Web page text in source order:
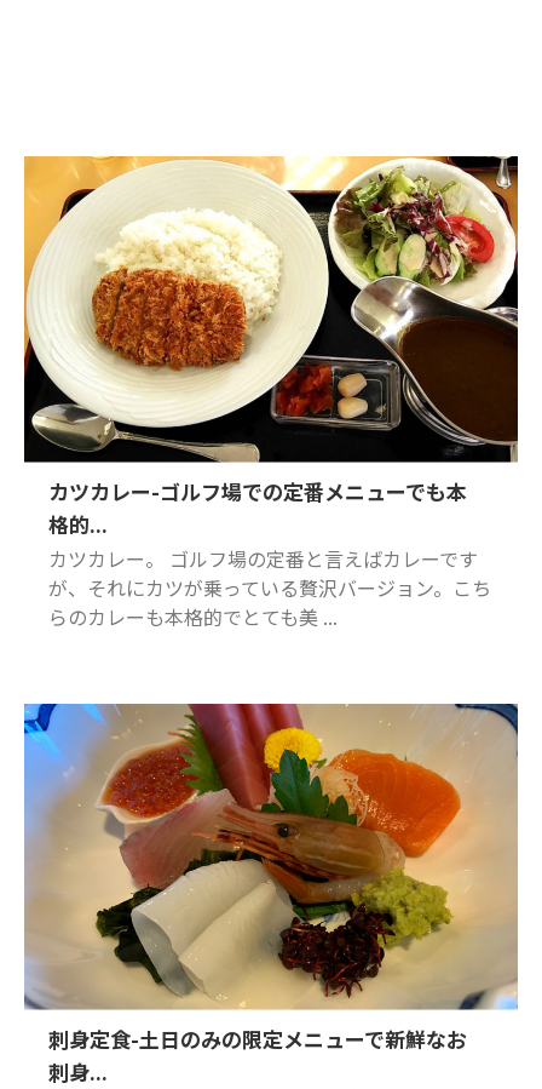
カツカレー-ゴルフ場での定番メニューでも本
格的...
カツカレー。 ゴルフ場の定番と言えばカレーです
が、それにカツが乗っている贅沢バージョン。こち
らのカレーも本格的でとても美 ...
刺身定食-土日のみの限定メニューで新鮮なお
刺身...